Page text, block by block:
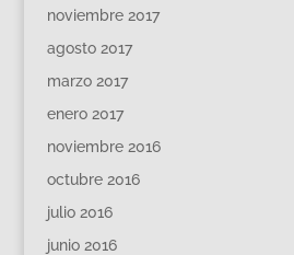
noviembre 2017
agosto 2017
marzo 2017
enero 2017
noviembre 2016
octubre 2016
julio 2016
junio 2016